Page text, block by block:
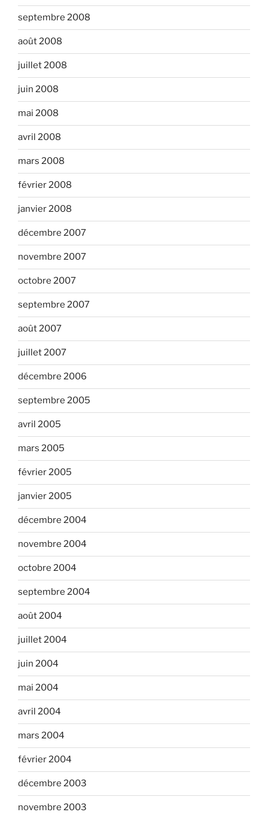
septembre 2008
août 2008
juillet 2008
juin 2008
mai 2008
avril 2008
mars 2008
février 2008
janvier 2008
décembre 2007
novembre 2007
octobre 2007
septembre 2007
août 2007
juillet 2007
décembre 2006
septembre 2005
avril 2005
mars 2005
février 2005
janvier 2005
décembre 2004
novembre 2004
octobre 2004
septembre 2004
août 2004
juillet 2004
juin 2004
mai 2004
avril 2004
mars 2004
février 2004
décembre 2003
novembre 2003